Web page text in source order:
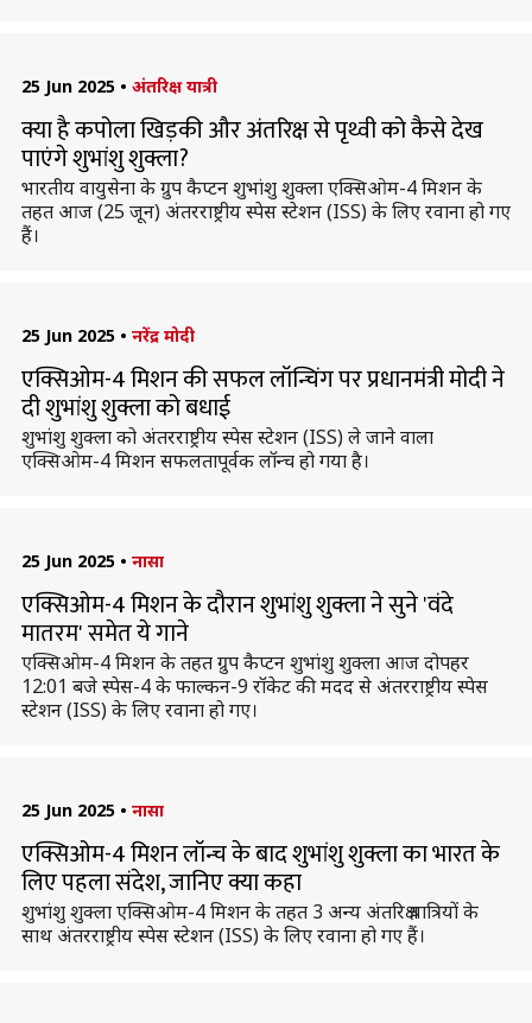
25 Jun 2025 • अंतरिक्ष यात्री
क्या है कपोला खिड़की और अंतरिक्ष से पृथ्वी को कैसे देख
पाएंगे शुभांशु शुक्ला?
भारतीय वायुसेना के ग्रुप कैप्टन शुभांशु शुक्ला एक्सिओम-4 मिशन के
तहत आज (25 जून) अंतरराष्ट्रीय स्पेस स्टेशन (ISS) के लिए रवाना हो गए
हैं।
25 Jun 2025 • नरेंद्र मोदी
एक्सिओम-4 मिशन की सफल लॉन्चिंग पर प्रधानमंत्री मोदी ने
दी शुभांशु शुक्ला को बधाई
शुभांशु शुक्ला को अंतरराष्ट्रीय स्पेस स्टेशन (ISS) ले जाने वाला
एक्सिओम-4 मिशन सफलतापूर्वक लॉन्च हो गया है।
25 Jun 2025 • नासा
एक्सिओम-4 मिशन के दौरान शुभांशु शुक्ला ने सुने 'वंदे
मातरम' समेत ये गाने
एक्सिओम-4 मिशन के तहत ग्रुप कैप्टन शुभांशु शुक्ला आज दोपहर
12:01 बजे स्पेस-4 के फाल्कन-9 रॉकेट की मदद से अंतरराष्ट्रीय स्पेस
स्टेशन (ISS) के लिए रवाना हो गए।
25 Jun 2025 • नासा
एक्सिओम-4 मिशन लॉन्च के बाद शुभांशु शुक्ला का भारत के
लिए पहला संदेश, जानिए क्या कहा
शुभांशु शुक्ला एक्सिओम-4 मिशन के तहत 3 अन्य अंतरिक्ष यात्रियों के
साथ अंतरराष्ट्रीय स्पेस स्टेशन (ISS) के लिए रवाना हो गए हैं।